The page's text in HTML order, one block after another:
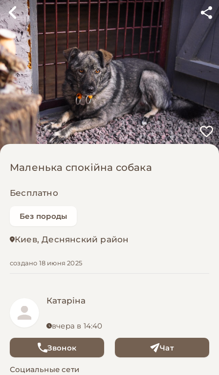
Маленька спокійна собака
Бесплатно
Без породы
Киев, Деснянский район
создано 18 июня 2025
Катаріна
вчера в 14:40
Звонок Чат
Социальные сети